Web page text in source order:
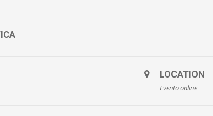
LOCATION
Evento online